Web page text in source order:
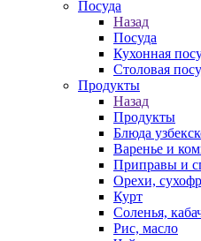
Посуда
Назад
Посуда
Кухонная
Столовая
Продукты
Назад
Продукты
Блюда
Варенье и
Приправы и
Орехи,
Курт
Соленья,
Рис, масло